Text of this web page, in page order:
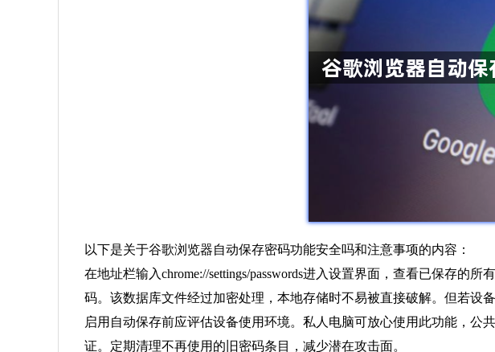
以下是关于谷歌浏览器自动保存密码功能安全吗和注意事项的内容：
在地址栏输入chrome://settings/passwords进入设置界面，查看已保存的
码。该数据库文件经过加密处理，本地存储时不易被直接破解。但若设
启用自动保存前应评估设备使用环境。私人电脑可放心使用此功能，公
证。定期清理不再使用的旧密码条目，减少潜在攻击面。